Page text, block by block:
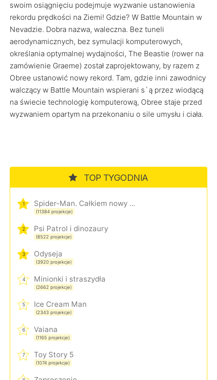
swoim osiągnięciu podejmuje wyzwanie ustanowienia
rekordu prędkości na Ziemi! Gdzie? W Battle Mountain w
Nevadzie. Dobra nazwa, waleczna. Bez tuneli
aerodynamicznych, bez symulacji komputerowych,
określania optymalnej wydajności, The Beastie (rower na
zamówienie Graeme) został zaprojektowany, by razem z
Obree ustanowić nowy rekord. Tam, gdzie inni zawodnicy
walczący w Battle Mountain wspierani s`ą przez wiodącą
na świecie technologię komputerową, Obree staje przed
wyzwaniem opartym na przekonaniu o sile umysłu i ciała.
TOP TYGODNIA
1 Spider-Man. Całkiem nowy dzień
(11384 projekcje)
2 Psi Patrol i dinozaury
(8522 projekcje)
3 Odyseja
(3920 projekcje)
4 Minionki i straszydła
(2662 projekcje)
5 Ice Cream Man
(2343 projekcje)
6 Vaiana
(1165 projekcje)
7 Toy Story 5
(1074 projekcje)